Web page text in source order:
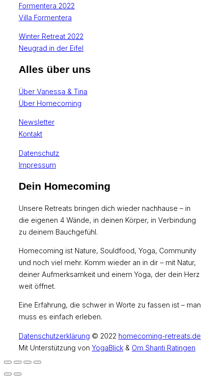
Formentera 2022
Villa Formentera
Winter Retreat 2022
Neugrad in der Eifel
Alles über uns
Über Vanessa & Tina
Über Homecoming
Newsletter
Kontakt
Datenschutz
Impressum
Dein Homecoming
Unsere Retreats bringen dich wieder nachhause – in
die eigenen 4 Wände, in deinen Körper, in Verbindung
zu deinem Bauchgefühl.
Homecoming ist Nature, Souldfood, Yoga, Community
und noch viel mehr. Komm wieder an in dir – mit Natur,
deiner Aufmerksamkeit und einem Yoga, der dein Herz
weit öffnet.
Eine Erfahrung, die schwer in Worte zu fassen ist – man
muss es einfach erleben.
Datenschutzerklärung © 2022 homecoming-retreats.de
Mit Unterstützung von YogaBlick & Om Shanti Ratingen